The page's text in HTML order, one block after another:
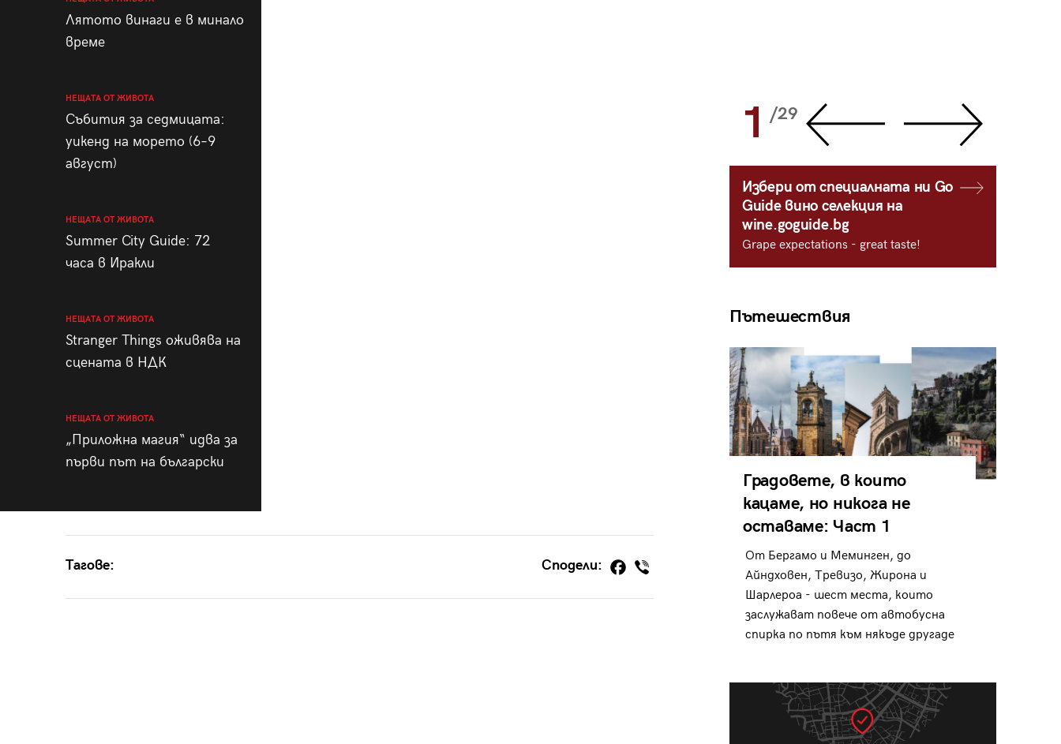
Лятото винаги е в минало
време
НЕЩАТА ОТ ЖИВОТА
Събития за седмицата:
уикенд на морето (6–9
август)
НЕЩАТА ОТ ЖИВОТА
Summer City Guide: 72
часа в Иракли
НЕЩАТА ОТ ЖИВОТА
Stranger Things оживява на
сцената в НДК
НЕЩАТА ОТ ЖИВОТА
„Приложна магия“ идва за
първи път на български
Тагове: Сподели:
28 1 /29
Избери от специалната ни Go
Guide вино селекция на
wine.goguide.bg
Grape expectations - great taste!
Пътешествия
Градовете, в които
кацаме, но никога не
оставаме: Част 1
От Бергамо и Меминген, до
Айндховен, Тревизо, Жирона и
Шарлероа - шест места, които
заслужават повече от автобусна
спирка по пътя към някъде другаде